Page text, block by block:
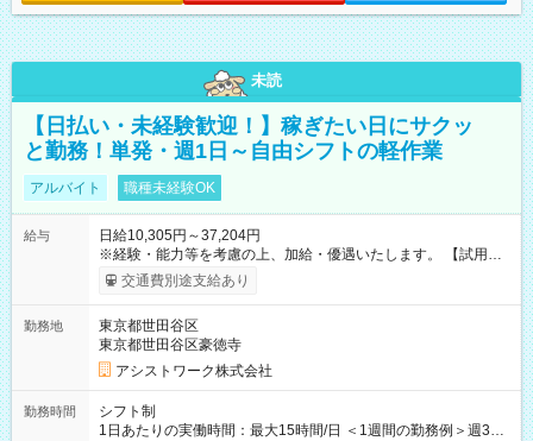
未読
【日払い・未経験歓迎！】稼ぎたい日にサクッ
と勤務！単発・週1日～自由シフトの軽作業
アルバイト 職種未経験OK
給与
日給10,305円～37,204円
※経験・能力等を考慮の上、加給・優遇いたします。 【試用期
間】試用期間なし
交通費別途支給あり
勤務地
東京都世田谷区
東京都世田谷区豪徳寺
アシストワーク株式会社
勤務時間
シフト制
1日あたりの実働時間：最大15時間/日 ＜1週間の勤務例＞週3回